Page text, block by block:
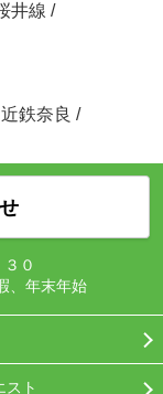
井線 /
近鉄奈良 /
０
、年末年始
スト